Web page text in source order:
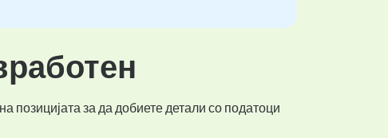
позицијата за да добиете детали со податоци